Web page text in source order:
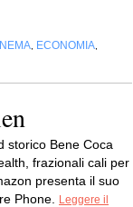
ECONOMIA
storico Bene Coca
frazionali cali per
presenta il suo
Phone.
Leggere il